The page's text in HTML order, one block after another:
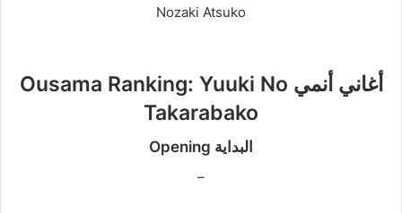
Nozaki Atsuko
أغاني أنمي Ousama Ranking: Yuuki No
Takarabako
البداية Opening
–